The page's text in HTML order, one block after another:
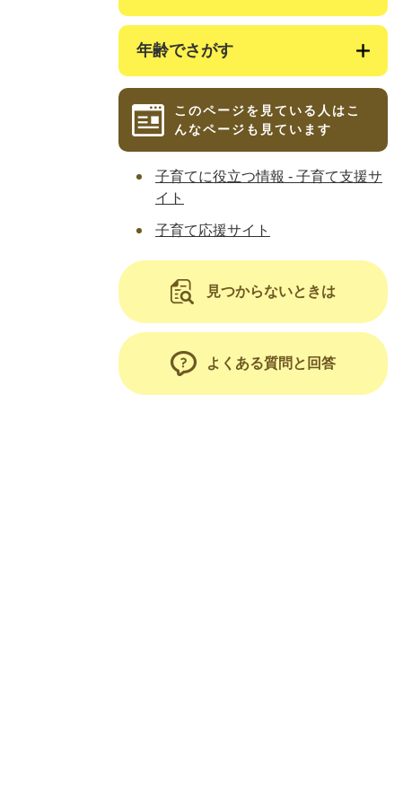
年齢でさがす
このページを見ている人はこ
んなページも見ています
子育てに役立つ情報 - 子育て支援サ
イト
子育て応援サイト
見つからないときは
よくある質問と回答